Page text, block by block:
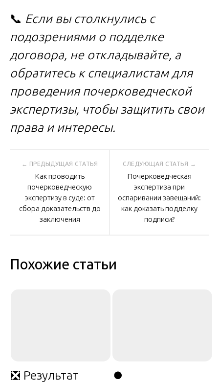
📞 Если вы столкнулись с
подозрениями о подделке
договора, не откладывайте, а
обратитесь к специалистам для
проведения почерковедческой
экспертизы, чтобы защитить свои
права и интересы.
Навигация
по
записям
Как проводить
почерковедческую
экспертизу в суде: от
сбора доказательств до
заключения
Почерковедческая
экспертиза при
оспаривании завещаний:
как доказать подделку
подписи?
Похожие статьи
❎ Результат
⏺️